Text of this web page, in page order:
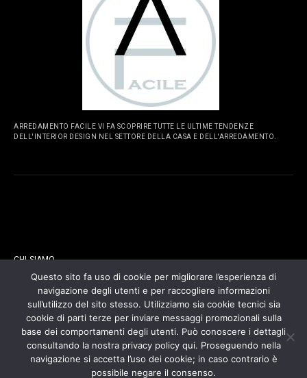
ARREDAMENTO FACILE VI FA SCOPRIRE TUTTE LE ULTIME TENDENZE
DELL'INTERIOR DESIGN NEL SETTORE DELLA CASA E DELL'ARREDAMENTO.
CHI SIAMO
CONTATTI
COOKIES POLICY
PRIVACY POLICY
Questo sito fa uso di cookie per migliorare l’esperienza di
navigazione degli utenti e per raccogliere informazioni
sull’utilizzo del sito stesso. Utilizziamo sia cookie tecnici sia
cookie di parti terze per inviare messaggi promozionali sulla
base dei comportamenti degli utenti. Può conoscere i dettagli
consultando la nostra privacy policy qui. Proseguendo nella
navigazione si accetta l’uso dei cookie; in caso contrario è
possibile negare il consenso.